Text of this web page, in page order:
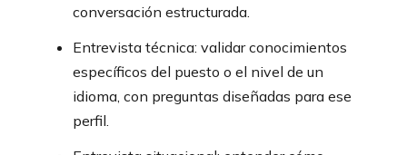
conversación estructurada.
Entrevista técnica: validar conocimientos
específicos del puesto o el nivel de un
idioma, con preguntas diseñadas para ese
perfil.